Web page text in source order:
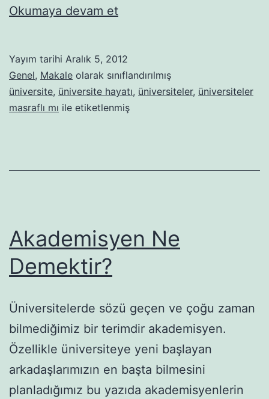
Okumaya devam etÜniversite
Yayım tarihi Aralık 5, 2012
Genel, Makale olarak sınıflandırılmış
üniversite, üniversite hayatı, üniversiteler, üniversiteler
masraflı mı ile etiketlenmiş
Akademisyen Ne
Demektir?
Üniversitelerde sözü geçen ve çoğu zaman
bilmediğimiz bir terimdir akademisyen.
Özellikle üniversiteye yeni başlayan
arkadaşlarımızın en başta bilmesini
planladığımız bu yazıda akademisyenlerin